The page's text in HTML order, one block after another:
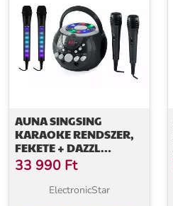
AUNA SINGSING
KARAOKE RENDSZER,
FEKETE + DAZZL
MIKROFON SZETT, LED
MEGVILÁGÍTÁS
33 990 Ft
ElectronicStar